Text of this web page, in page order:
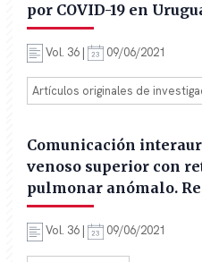
por COVID-19 en
Vol. 36 | 09/06/2021
Artículos originales de
Comunicación
venoso superior con
pulmonar anómalo.
Vol. 36 | 09/06/2021